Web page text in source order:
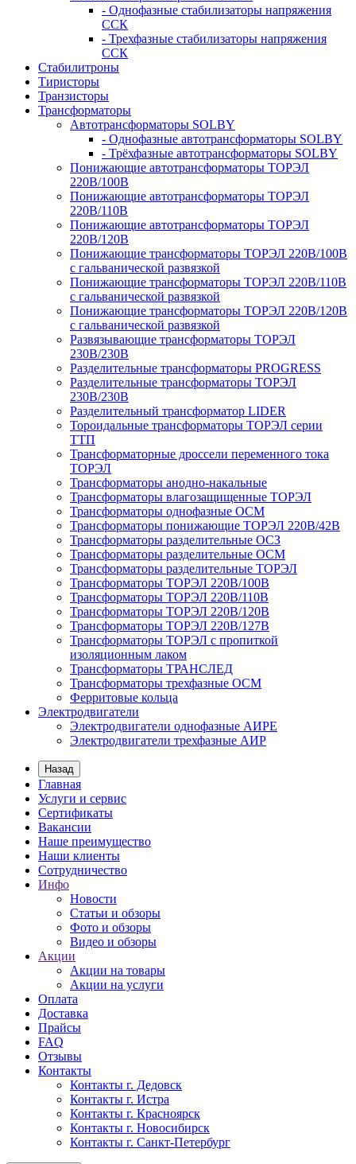
- Однофазные стабилизаторы напряжения
ССК
- Трехфазные стабилизаторы напряжения
ССК
Стабилитроны
Тиристоры
Транзисторы
Трансформаторы
Автотрансформаторы SOLBY
- Однофазные автотрансформаторы SOLBY
- Трёхфазные автотрансформаторы SOLBY
Понижающие автотрансформаторы ТОРЭЛ
220В/100В
Понижающие автотрансформаторы ТОРЭЛ
220В/110В
Понижающие автотрансформаторы ТОРЭЛ
220В/120В
Понижающие трансформаторы ТОРЭЛ 220В/100В
с гальванической развязкой
Понижающие трансформаторы ТОРЭЛ 220В/110В
с гальванической развязкой
Понижающие трансформаторы ТОРЭЛ 220В/120В
с гальванической развязкой
Развязывающие трансформаторы ТОРЭЛ
230В/230В
Разделительные трансформаторы PROGRESS
Разделительные трансформаторы ТОРЭЛ
230В/230В
Разделительный трансформатор LIDER
Тороидальные трансформаторы ТОРЭЛ серии
ТТП
Трансформаторные дроссели переменного тока
ТОРЭЛ
Трансформаторы анодно-накальные
Трансформаторы влагозащищенные ТОРЭЛ
Трансформаторы однофазные ОСМ
Трансформаторы понижающие ТОРЭЛ 220В/42В
Трансформаторы разделительные ОСЗ
Трансформаторы разделительные ОСМ
Трансформаторы разделительные ТОРЭЛ
Трансформаторы ТОРЭЛ 220В/100В
Трансформаторы ТОРЭЛ 220В/110В
Трансформаторы ТОРЭЛ 220В/120В
Трансформаторы ТОРЭЛ 220В/127В
Трансформаторы ТОРЭЛ с пропиткой
изоляционным лаком
Трансформаторы ТРАНСЛЕД
Трансформаторы трехфазные ОСМ
Ферритовые кольца
Электродвигатели
Электродвигатели однофазные АИРЕ
Электродвигатели трехфазные АИР
Назад
Главная
Услуги и сервис
Сертификаты
Вакансии
Наше преимущество
Наши клиенты
Сотрудничество
Инфо
Новости
Статьи и обзоры
Фото и обзоры
Видео и обзоры
Акции
Акции на товары
Акции на услуги
Оплата
Доставка
Прайсы
FAQ
Отзывы
Контакты
Контакты г. Дедовск
Контакты г. Истра
Контакты г. Красноярск
Контакты г. Новосибирск
Контакты г. Санкт-Петербург